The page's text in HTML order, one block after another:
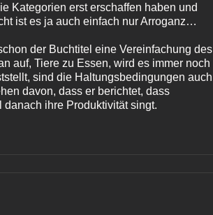
Kategorien erst erschaffen haben und
ist es ja auch einfach nur Arroganz…
der Buchtitel eine Vereinfachung des
auf, Tiere zu Essen, wird es immer noch
sind die Haltungsbedingungen auch
davon, dass er berichtet, dass
ihre Produktivität singt.